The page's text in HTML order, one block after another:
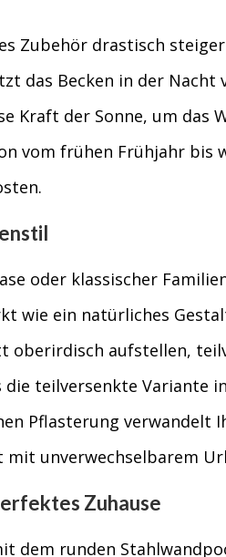
Zubehör drastisch
das Becken in der Nacht
Kraft der Sonne, um das
vom frühen Frühjahr bis
oder klassischer
wie ein natürliches
oberirdisch aufstellen,
die teilversenkte Variante
Pflasterung verwandelt
mit unverwechselbarem
Zuhause
dem runden